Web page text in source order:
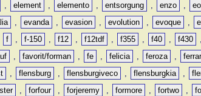
, element , elemento , entsorgung , enzo ,
, evanda , evasion , evolution , evoque ,
f , f-150 , f12 , f12tdf , f355 , f40 , f430 ,
, favorit/forman , fe , felicia , feroza ,
, flensburg , flensburgiveco , flensburgkia ,
, forfour , forjeremy , formore , fortwo ,